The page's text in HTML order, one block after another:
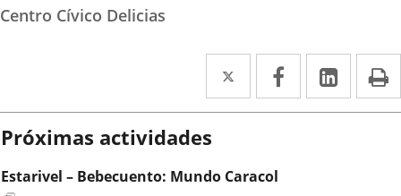
Centro Cívico Delicias
Twitter
Enlace
a
Facebook
Enlace
a
Enlace
a
Próximas actividades
Estarivel – Bebecuento: Mundo Caracol